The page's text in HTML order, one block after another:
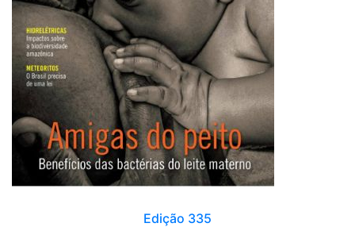
Edição 335